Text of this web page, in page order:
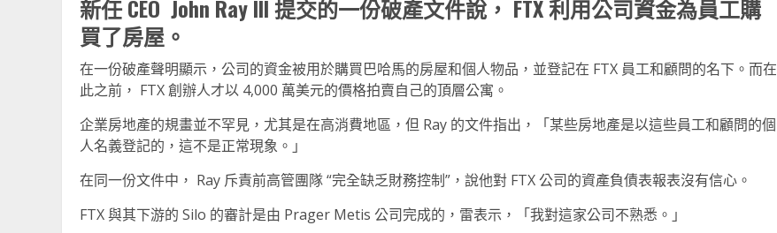
新任 CEO John Ray III 提交的一份破產文件說， FTX 利用公司資金為員工購
買了房屋。
在一份破產聲明顯示，公司的資金被用於購買巴哈馬的房屋和個人物品，並登記在 FTX 員工和顧問的名下。而在
此之前， FTX 創辦人才以 4,000 萬美元的價格拍賣自己的頂層公寓。
企業房地產的規畫並不罕見，尤其是在高消費地區，但 Ray 的文件指出，「某些房地產是以這些員工和顧問的個
人名義登記的，這不是正常現象。」
在同一份文件中， Ray 斥責前高管團隊 “完全缺乏財務控制”，說他對 FTX 公司的資產負債表報表沒有信心。
FTX 與其下游的 Silo 的審計是由 Prager Metis 公司完成的，雷表示，「我對這家公司不熟悉。」